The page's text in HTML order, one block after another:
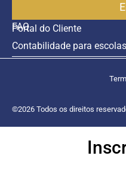
FAQ
Contabilidade para escolas
Portal do Cliente
©2026 Todos os direitos